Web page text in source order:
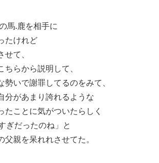
馬.鹿を相手に
たけれど
せて、
ちらから説明して、
勢いで謝罪してるのをみて、
分があまり誇れるような
たことに気がついたらしく
ぎだったのね」と
父親を呆れれさせてた。